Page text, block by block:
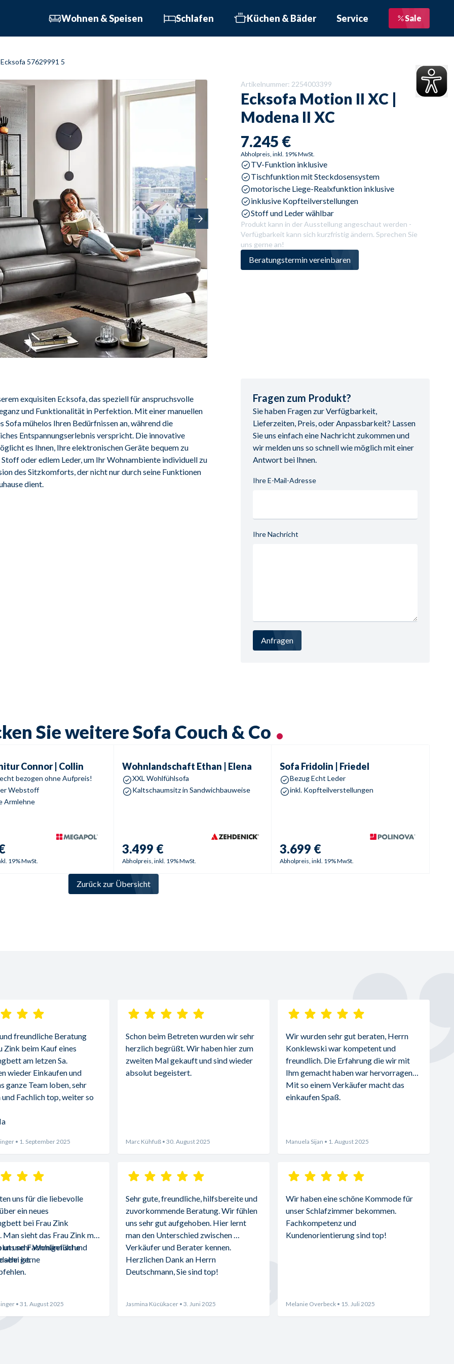
Wohnen & Speisen
Traumsofa
Sofa, Couch & Co.
Relax-Sessel
Wohnmöbel
Couch- & Beistelltische
Möbel
Informationsbroschüre
Schlafen
Schranksysteme
Matratzen / Lattenrost
Möbel
Informationsbroschüre
Küchen & Bäder
Küchen
Informationsbroschüre
Bäder
Möbelhaus Göppingen
Möbelhaus Geislingen
Möbelhaus Schwäbisch
Gmünd
Büroküche
Service
Beratungstermin
Kostenloser Newsletter
Kontakt
Objektausstattung
Sale
Ecksofa 57629991 5
Artikelnummer: 2254003399
Ecksofa Motion II XC |
Modena II XC
7.245 €
Abholpreis, inkl. 19% MwSt.
TV-Funktion inklusive
Tischfunktion mit Steckdosensystem
motorische Liege-Realxfunktion inklusive
inklusive Kopfteilverstellungen
Stoff und Leder wählbar
Produkt kann in der Ausstellung angeschaut werden -
Verfügbarkeit kann sich kurzfristig ändern. Sprechen Sie
uns gerne an!
Beratungstermin vereinbaren
exquisiten Ecksofa, das speziell für anspruchsvolle
und Funktionalität in Perfektion. Mit einer manuellen
mühelos Ihren Bedürfnissen an, während die
Entspannungserlebnis verspricht. Die innovative
es Ihnen, Ihre elektronischen Geräte bequem zu
oder edlem Leder, um Ihr Wohnambiente individuell zu
des Sitzkomforts, der nicht nur durch seine Funktionen
dient.
echt, Sitz Federkern, Chromfuss schwarz matt, Sitzhöhe
Fragen zum Produkt?
Sie haben Fragen zur Verfügbarkeit,
Lieferzeiten, Preis, oder Anpassbarkeit? Lassen
Sie uns einfach eine Nachricht zukommen und
wir melden uns so schnell wie möglich mit einer
Antwort bei Ihnen.
Ihre E-Mail-Adresse
Ihre Nachricht
Anfragen
Sie weitere Sofa Couch & Co
Connor | Collin
bezogen ohne Aufpreis!
Webstoff
Armlehne
19% MwSt.
Wohnlandschaft Ethan | Elena
XXL Wohlfühlsofa
Kaltschaumsitz in Sandwichbauweise
3.499 €
Abholpreis, inkl. 19% MwSt.
Sofa Fridolin | Friedel
Bezug Echt Leder
inkl. Kopfteilverstellungen
3.699 €
Abholpreis, inkl. 19% MwSt.
Zurück zur Übersicht
freundliche Beratung
Zink beim Kauf eines
am letzen Sa.
wieder Einkaufen und
ganze Team loben, sehr
Fachlich top, weiter so
• 1. September 2025
uns für die liebevolle
ein neues
bei Frau Zink
Man sieht das Frau Zink mit
und Fachmännische
ist.
uns sehr Wohlgefühl und
sehr gerne
• 31. August 2025
Schon beim Betreten wurden wir sehr
herzlich begrüßt. Wir haben hier zum
zweiten Mal gekauft und sind wieder
absolut begeistert.
Marc Kühfuß • 30. August 2025
Sehr gute, freundliche, hilfsbereite und
zuvorkommende Beratung. Wir fühlen
uns sehr gut aufgehoben. Hier lernt
man den Unterschied zwischen
Verkäufer und Berater kennen.
Herzlichen Dank an Herrn
Deutschmann, Sie sind top!
Jasmina Kücükacer • 3. Juni 2025
Wir wurden sehr gut beraten, Herrn
Konklewski war kompetent und
freundlich. Die Erfahrung die wir mit
Ihm gemacht haben war hervorragend.
Mit so einem Verkäufer macht das
einkaufen Spaß.
Manuela Sijan • 1. August 2025
Wir haben eine schöne Kommode für
unser Schlafzimmer bekommen.
Fachkompetenz und
Kundenorientierung sind top!
Melanie Overbeck • 15. Juli 2025